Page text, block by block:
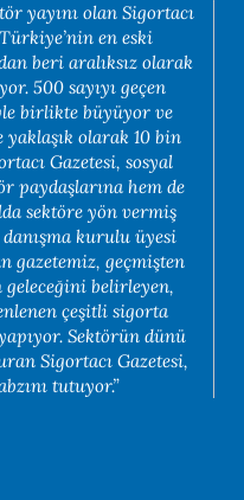
yayını olan Sigortacı
en eski
beri aralıksız olarak
500 sayıyı geçen
birlikte büyüyor ve
olarak 10 bin
Gazetesi, sosyal
paydaşlarına hem de
sektöre yön vermiş
kurulu üyesi
gazetemiz, geçmişten
belirleyen,
çeşitli sigorta
Sektörün dünü
Sigortacı Gazetesi,
tutuyor.”